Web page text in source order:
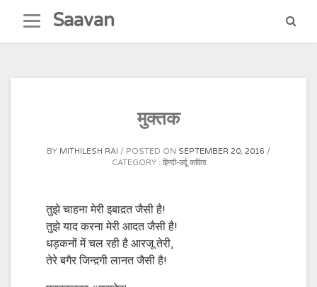
content
Saavan
मुक्तक
BY MITHILESH RAI POSTED ON SEPTEMBER 20, 2016
CATEGORY : हिन्दी-उर्दू कविता
तुझे चाहना मेरी इबाद़त जैसी है!
तुझे याद करना मेरी आदत जैसी है!
धड़कनों में चल रही है आरजू तेरी,
तेरे बगैर जिन्द़गी लानत जैसी है!